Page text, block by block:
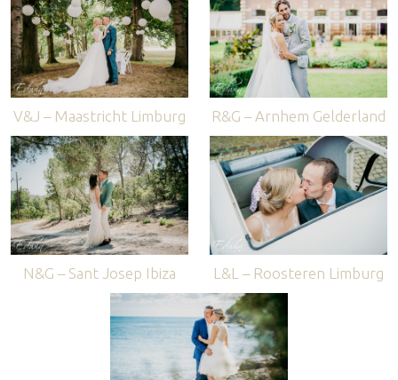
V&J – Maastricht Limburg R&G – Arnhem Gelderland
N&G – Sant Josep Ibiza L&L – Roosteren Limburg